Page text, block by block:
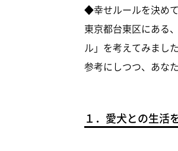
◆幸せルールを決め
東京都台東区にある
ル」を考えてみまし
参考にしつつ、あな
１．愛犬との生活